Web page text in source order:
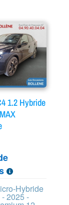
1.2 Hybride
Hybride
2025 -